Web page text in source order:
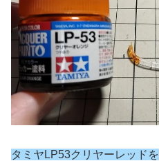
タミヤLP53クリヤーレッドを